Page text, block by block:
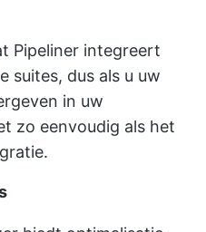
Pipeliner integreert
suites, dus als u uw
in uw
zo eenvoudig als het